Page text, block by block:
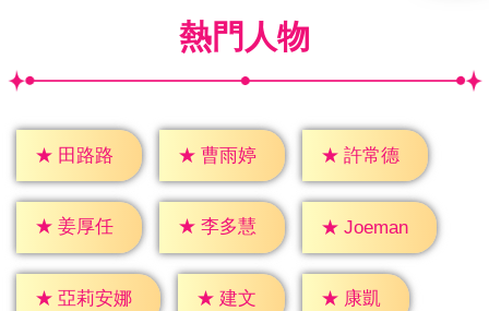
熱門人物
★ 田路路 ★ 曹雨婷 ★ 許常德
★ 姜厚任 ★ 李多慧 ★ Joeman
★ 亞莉安娜 ★ 建文 ★ 康凱